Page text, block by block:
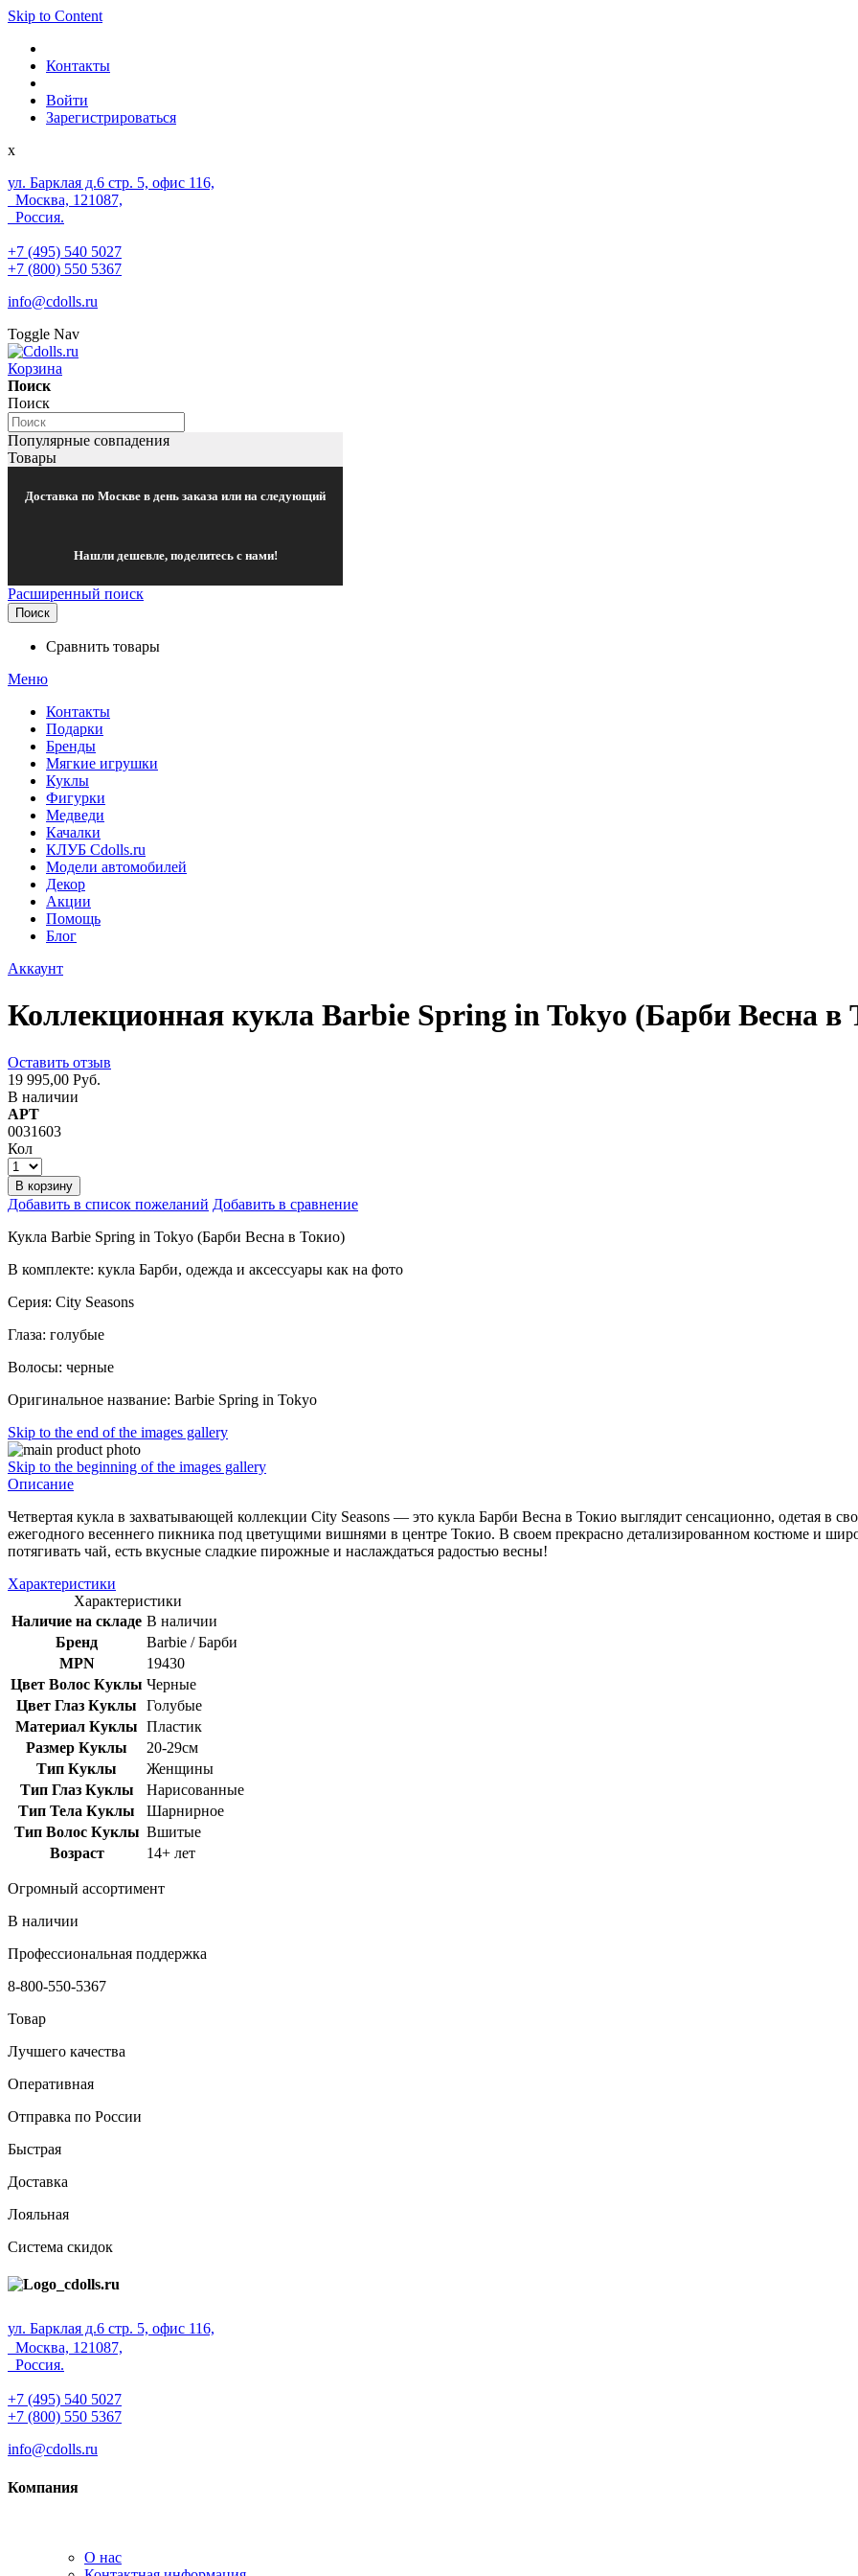
Skip to Content
Контакты
Войти
Зарегистрироваться
x
ул. Барклая д.6 стр. 5, офис 116,
Москва, 121087,
Россия.
+7 (495) 540 5027
+7 (800) 550 5367
info@cdolls.ru
Toggle Nav
Корзина
Поиск
Поиск
Популярные совпадения
Товары
Доставка по Москве в день заказа или на следующий
Нашли дешевле, поделитесь с нами!
Расширенный поиск
Поиск
Сравнить товары
Меню
Контакты
Подарки
Бренды
Мягкие игрушки
Куклы
Фигурки
Медведи
Качалки
КЛУБ Cdolls.ru
Модели автомобилей
Декор
Акции
Помощь
Блог
Аккаунт
Коллекционная кукла Barbie Spring in Tokyo (Барби Весна в
Оставить отзыв
19 995,00 Руб.
В наличии
АРТ
0031603
Кол
В корзину
Добавить в список пожеланий Добавить в сравнение
Кукла Barbie Spring in Tokyo (Барби Весна в Токио)
В комплекте: кукла Барби, одежда и аксессуары как на фото
Серия: City Seasons
Глаза: голубые
Волосы: черные
Оригинальное название: Barbie Spring in Tokyo
Skip to the end of the images gallery
Skip to the beginning of the images gallery
Описание
Четвертая кукла в захватывающей коллекции City Seasons — это кукла Барби Весна в Токио выглядит сенсационно, одетая в
ежегодного весеннего пикника под цветущими вишнями в центре Токио. В своем прекрасно детализированном костюме и
потягивать чай, есть вкусные сладкие пирожные и наслаждаться радостью весны!
Характеристики
Характеристики
Наличие на складе В наличии
Бренд
Barbie / Барби
MPN
19430
Цвет Волос Куклы Черные
Цвет Глаз Куклы
Голубые
Материал Куклы Пластик
Размер Куклы
20-29см
Тип Куклы
Женщины
Тип Глаз Куклы
Нарисованные
Тип Тела Куклы
Шарнирное
Тип Волос Куклы Вшитые
Возраст
14+ лет
Огромный ассортимент
В наличии
Профессиональная поддержка
8-800-550-5367
Товар
Лучшего качества
Оперативная
Отправка по России
Быстрая
Доставка
Лояльная
Система скидок
ул. Барклая д.6 стр. 5, офис 116,
Москва, 121087,
Россия.
+7 (495) 540 5027
+7 (800) 550 5367
info@cdolls.ru
Компания
О нас